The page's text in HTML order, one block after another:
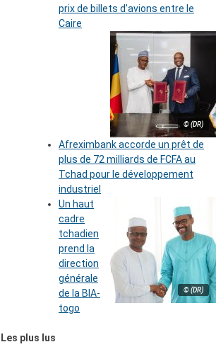
prix de billets d’avions entre le
Caire
© (DR)
Afreximbank accorde un prêt de
plus de 72 milliards de FCFA au
Tchad pour le développement
industriel
© (DR)
Un haut
cadre
tchadien
prend la
direction
générale
de la BIA-
togo
Les plus lus